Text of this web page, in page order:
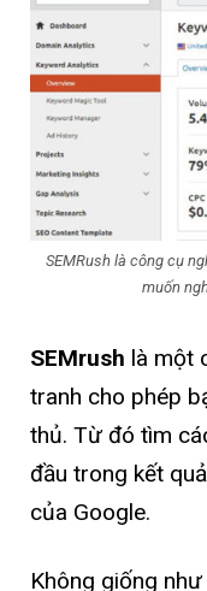
SEMRush là công cụ
muốn
SEMrush là một
tranh cho phép
thủ. Từ đó tìm
đầu trong kết
của Google.
Không giống